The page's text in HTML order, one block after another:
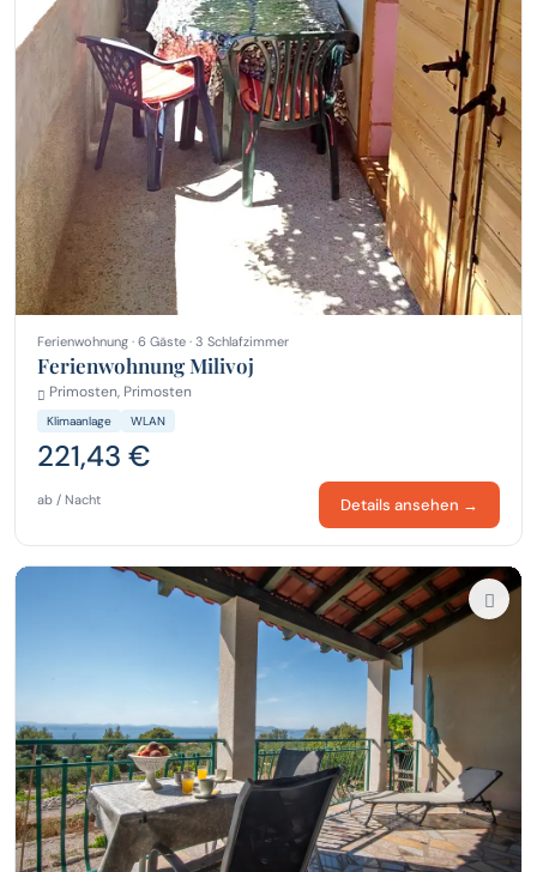
Ferienwohnung · 6 Gäste · 3 Schlafzimmer
Ferienwohnung Milivoj
Primosten, Primosten
Klimaanlage WLAN
221,43 €
ab / Nacht Details ansehen →